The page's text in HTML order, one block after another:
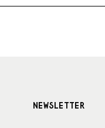
NEWSLETTER